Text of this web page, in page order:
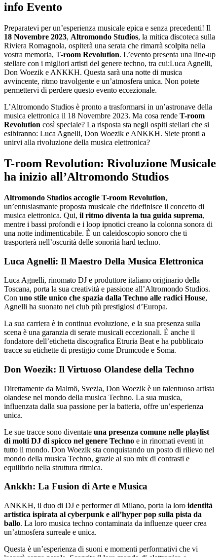
info Evento
Preparatevi per un’esperienza musicale epica e senza precedenti! Il
18 Novembre 2023, Altromondo Studios, la mitica discoteca sulla
Riviera Romagnola, ospiterà una serata che rimarrà scolpita nella
vostra memoria, T-room Revolution. L’evento presenta una line-up
stellare con i migliori artisti del genere techno, tra cui:Luca Agnelli,
Don Woezik e ANKKH. Questa sarà una notte di musica
avvincente, ritmo travolgente e un’atmosfera unica. Non potete
permettervi di perdere questo evento eccezionale.
L’Altromondo Studios è pronto a trasformarsi in un’astronave della
musica elettronica il 18 Novembre 2023. Ma cosa rende T-room
Revolution così speciale? La risposta sta negli ospiti stellari che si
esibiranno: Luca Agnelli, Don Woezik e ANKKH. Siete pronti a
unirvi alla rivoluzione della musica elettronica?
T-room Revolution: Rivoluzione Musicale
ha inizio all’Altromondo Studios
Altromondo Studios accoglie T-room Revolution,
un’entusiasmante proposta musicale che ridefinisce il concetto di
musica elettronica. Qui, il ritmo diventa la tua guida suprema,
mentre i bassi profondi e i loop ipnotici creano la colonna sonora di
una notte indimenticabile. È un caleidoscopio sonoro che ti
trasporterà nell’oscurità delle sonorità hard techno.
Luca Agnelli: Il Maestro Della Musica Elettronica
Luca Agnelli, rinomato DJ e produttore italiano originario della
Toscana, porta la sua creatività e passione all’Altromondo Studios.
Con uno stile unico che spazia dalla Techno alle radici House,
Agnelli ha suonato nei club più prestigiosi d’Europa.
La sua carriera è in continua evoluzione, e la sua presenza sulla
scena è una garanzia di serate musicali eccezionali. È anche il
fondatore dell’etichetta discografica Etruria Beat e ha pubblicato
tracce su etichette di prestigio come Drumcode e Soma.
Don Woezik: Il Virtuoso Olandese della Techno
Direttamente da Malmö, Svezia, Don Woezik è un talentuoso artista
olandese nel mondo della musica Techno. La sua musica,
influenzata dalla sua passione per la batteria, offre un’esperienza
unica.
Le sue tracce sono diventate una presenza comune nelle playlist
di molti DJ di spicco nel genere Techno e in rinomati eventi in
tutto il mondo. Don Woezik sta conquistando un posto di rilievo nel
mondo della musica Techno, grazie al suo mix di contrasti e
equilibrio nella struttura ritmica.
Ankkh: La Fusion di Arte e Musica
ANKKH, il duo di DJ e performer di Milano, porta la loro identità
artistica ispirata al cyberpunk e all’hyper pop sulla pista da
ballo. La loro musica techno contaminata da influenze queer crea
un’atmosfera surreale e unica.
Questa è un’esperienza di suoni e momenti performativi che vi